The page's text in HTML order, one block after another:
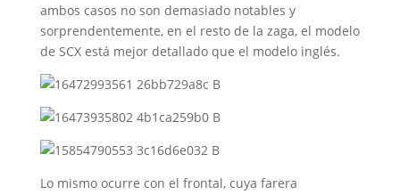
ambos casos no son demasiado notables y
sorprendentemente, en el resto de la zaga, el modelo
de SCX está mejor detallado que el modelo inglés.
Lo mismo ocurre con el frontal, cuya farera